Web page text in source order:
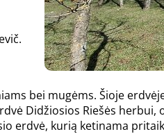
bei mugėms. Šioje
Didžiosios Riešės
erdvė, kurią ketinama